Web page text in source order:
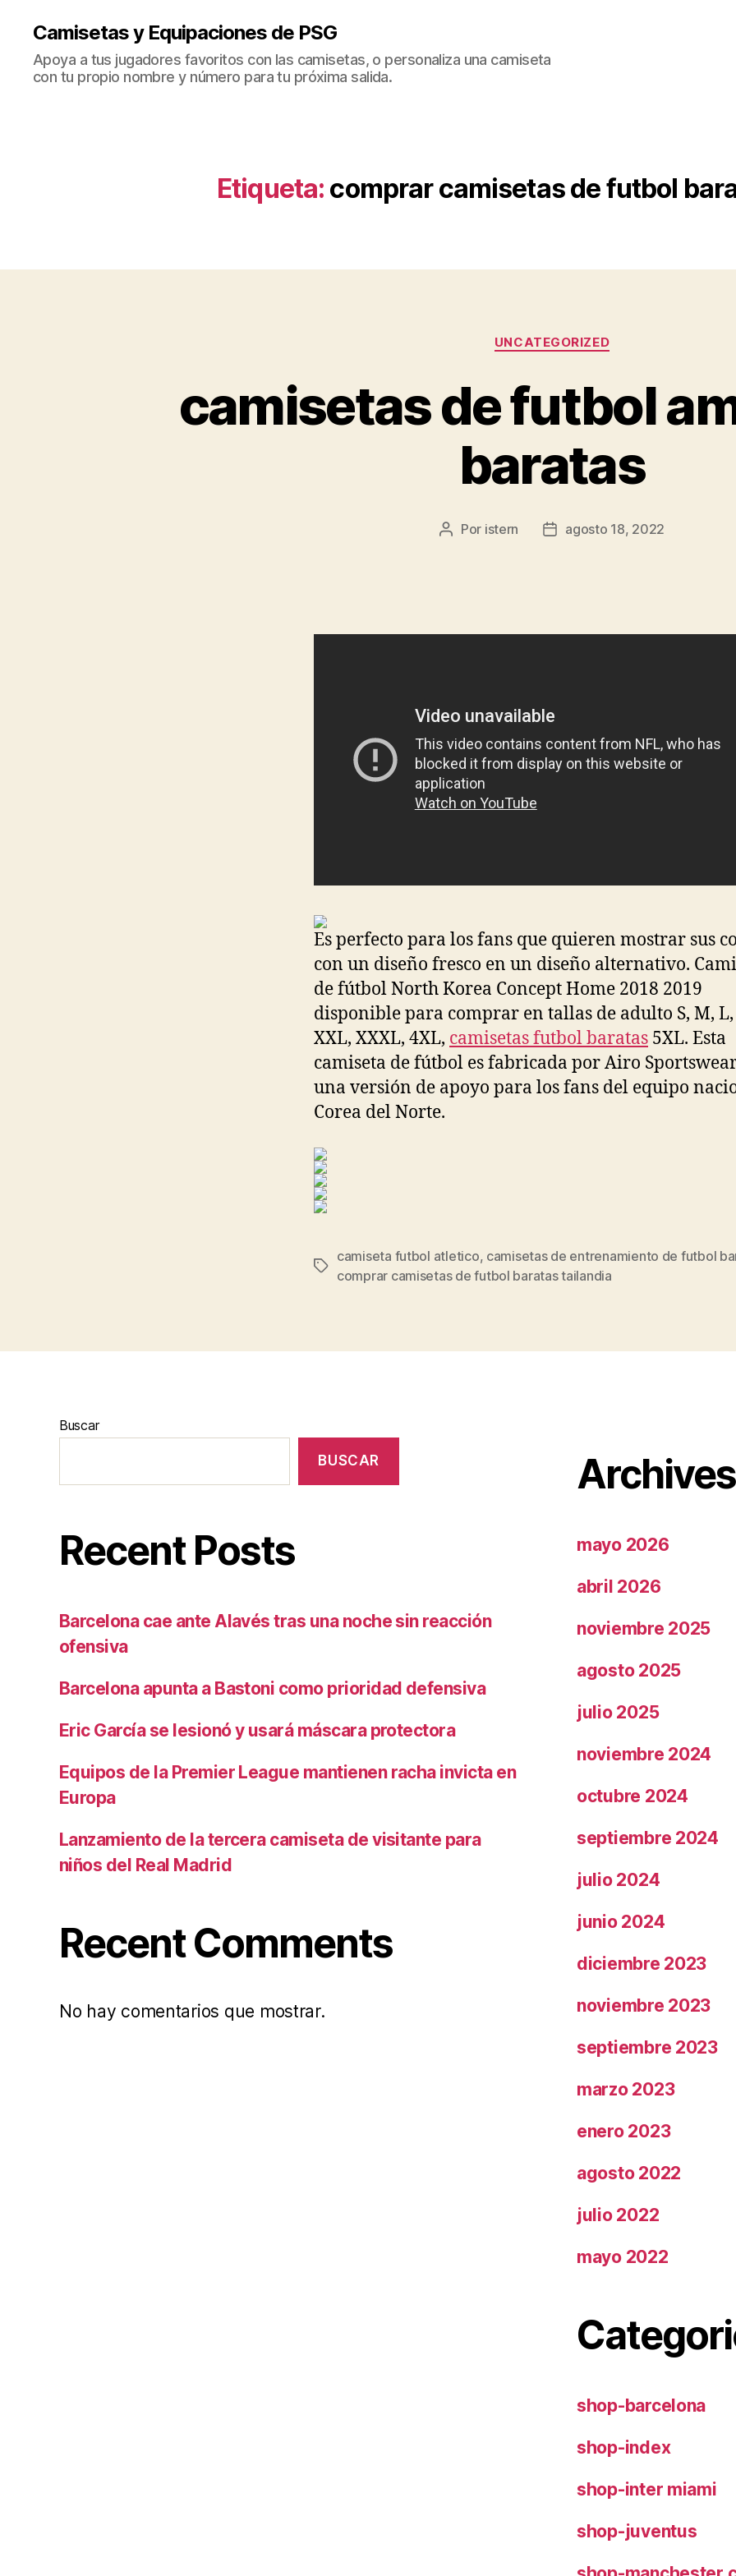
Camisetas y Equipaciones de PSG
Apoya a tus jugadores favoritos con las camisetas, o personaliza una camiseta
con tu propio nombre y número para tu próxima salida.
Etiqueta: comprar camisetas de futbol
Categorías
UNCATEGORIZED
camisetas de futbol
baratas
Autor
Por istern
Fechaagosto 18, 2022
Es perfecto para los fans que quieren mostrar sus
con un diseño fresco en un diseño alternativo.
de fútbol North Korea Concept Home 2018 2019
disponible para comprar en tallas de adulto S, M, L,
XXL, XXXL, 4XL, camisetas futbol baratas 5XL. Esta
camiseta de fútbol es fabricada por Airo
una versión de apoyo para los fans del equipo
Corea del Norte.
Etiquetas
camiseta futbol atletico, camisetas de entrenamiento de futbol
comprar camisetas de futbol baratas tailandia
Buscar
BUSCAR
Recent Posts
Barcelona cae ante Alavés tras una noche sin reacción
ofensiva
Barcelona apunta a Bastoni como prioridad defensiva
Eric García se lesionó y usará máscara protectora
Equipos de la Premier League mantienen racha invicta en
Europa
Lanzamiento de la tercera camiseta de visitante para
niños del Real Madrid
Recent Comments
No hay comentarios que mostrar.
Archives
mayo 2026
abril 2026
noviembre 2025
agosto 2025
julio 2025
noviembre 2024
octubre 2024
septiembre 2024
julio 2024
junio 2024
diciembre 2023
noviembre 2023
septiembre 2023
marzo 2023
enero 2023
agosto 2022
julio 2022
mayo 2022
shop-barcelona
shop-index
shop-inter miami
shop-juventus